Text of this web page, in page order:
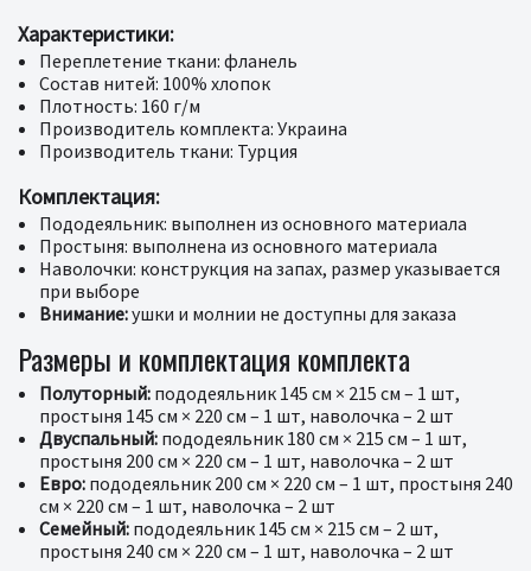
Характеристики:
Переплетение ткани: фланель
Состав нитей: 100% хлопок
Плотность: 160 г/м
Производитель комплекта: Украина
Производитель ткани: Турция
Комплектация:
Пододеяльник: выполнен из основного материала
Простыня: выполнена из основного материала
Наволочки: конструкция на запах, размер указывается
при выборе
Внимание:ушки и молнии не доступны для заказа
Размеры и комплектация комплекта
Полуторный: пододеяльник 145 см × 215 см – 1 шт,
простыня 145 см × 220 см – 1 шт, наволочка – 2 шт
Двуспальный: пододеяльник 180 см × 215 см – 1 шт,
простыня 200 см × 220 см – 1 шт, наволочка – 2 шт
Евро: пододеяльник 200 см × 220 см – 1 шт, простыня 240
см × 220 см – 1 шт, наволочка – 2 шт
Семейный: пододеяльник 145 см × 215 см – 2 шт,
простыня 240 см × 220 см – 1 шт, наволочка – 2 шт